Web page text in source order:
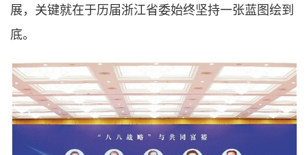
展，关键就在于历届浙江省委始终坚持一张蓝图绘到
底。